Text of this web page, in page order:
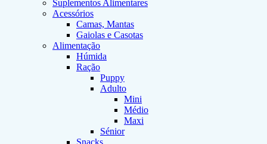
Suplementos Alimentares
Acessórios
Camas, Mantas
Gaiolas e Casotas
Alimentação
Húmida
Ração
Puppy
Adulto
Mini
Médio
Maxi
Sénior
Snacks